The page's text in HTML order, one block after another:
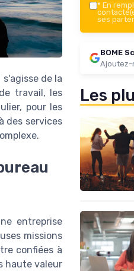
de la
travail, les
pour les
des services
entreprise
missions
confiées à
haute valeur
* En
ses
BOME
Ajoutez-
Les